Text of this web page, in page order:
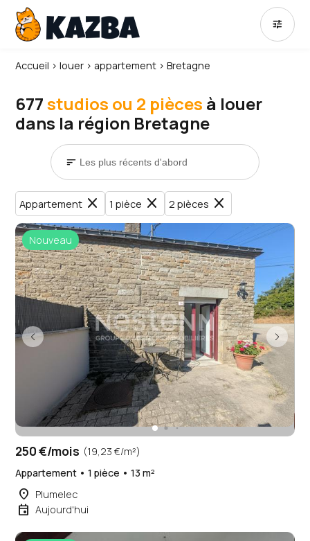
tune
Accueil ›louer › appartement ›Bretagne
677studios ou 2 pièces à louer
dans la région Bretagne
sort
Appartement close 1 pièce close 2 pièces close
Nouveau
250 €/mois (19,23 €/m²)
Appartement • 1 pièce • 13 m²
place Plumelec
event Aujourd'hui